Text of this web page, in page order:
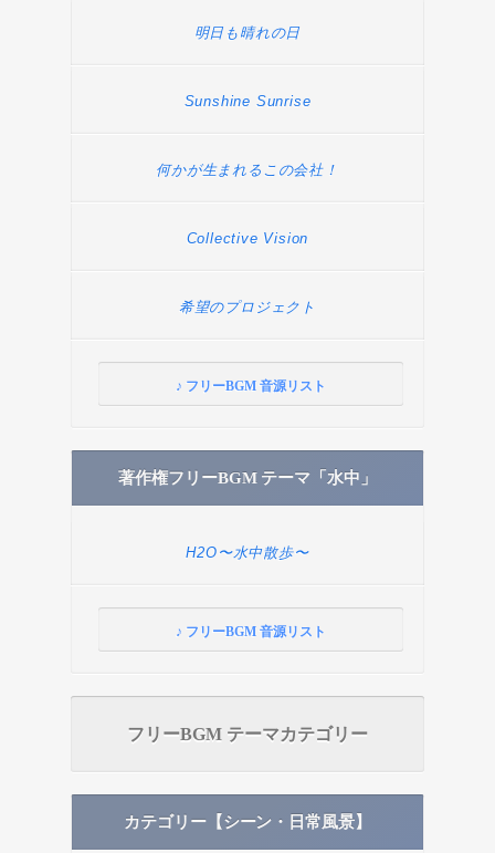
明日も晴れの日
Sunshine Sunrise
何かが生まれるこの会社！
Collective Vision
希望のプロジェクト
♪ フリーBGM 音源リスト
著作権フリーBGM テーマ「水中」
H2O〜水中散歩〜
♪ フリーBGM 音源リスト
フリーBGM テーマカテゴリー
カテゴリー【シーン・日常風景】